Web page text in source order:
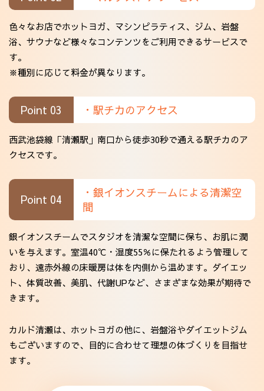
色々なお店でホットヨガ、マシンピラティス、ジム、岩盤
浴、サウナなど様々なコンテンツをご利用できるサービスで
す。
※種別に応じて料金が異なります。
Point 03 ・駅チカのアクセス
西武池袋線「清瀬駅」南口から徒歩30秒で通える駅チカのア
クセスです。
Point 04
・銀イオンスチームによる清潔空
間
銀イオンスチームでスタジオを清潔な空間に保ち、お肌に潤
いを与えます。室温40℃・湿度55％に保たれるよう管理して
おり、遠赤外線の床暖房は体を内側から温めます。ダイエッ
ト、体質改善、美肌、代謝UPなど、さまざまな効果が期待で
きます。
カルド清瀬は、ホットヨガの他に、岩盤浴やダイエットジム
もございますので、目的に合わせて理想の体づくりを目指せ
ます。